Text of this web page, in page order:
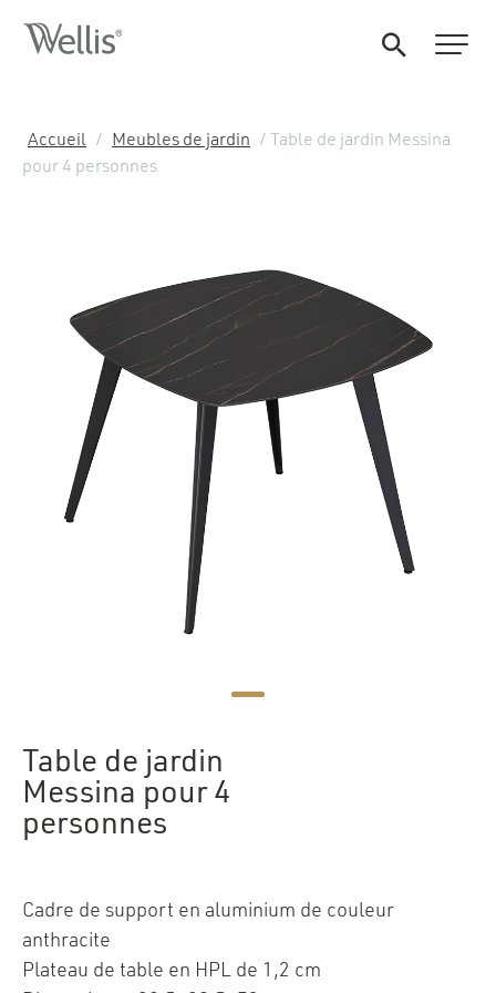
Accueil / Meubles de jardin
/ Table de jardin Messina
pour 4 personnes
Table de jardin
Messina pour 4
personnes
Cadre de support en aluminium de couleur
anthracite
Plateau de table en HPL de 1,2 cm